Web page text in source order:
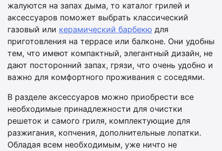
жалуются на запах дыма, то каталог грилей и
аксессуаров поможет выбрать классический
газовый или керамический барбекю для
приготовления на террасе или балконе. Они удобны
тем, что имеют компактный, элегантный дизайн, не
дают посторонний запах, грязи, что очень удобно и
важно для комфортного проживания с соседями.
В разделе аксессуаров можно приобрести все
необходимые принадлежности для очистки
решеток и самого гриля, комплектующие для
разжигания, копчения, дополнительные лопатки.
Обладая всем необходимым, уже ничто не